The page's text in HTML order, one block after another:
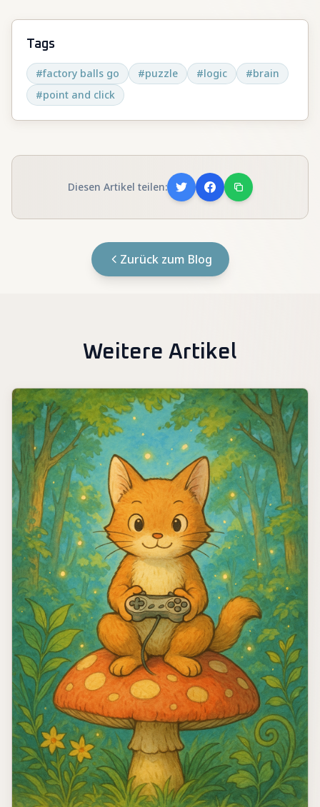
Tags
#factory balls go #puzzle #logic #brain
#point and click
Diesen Artikel teilen:
Zurück zum Blog
Weitere Artikel